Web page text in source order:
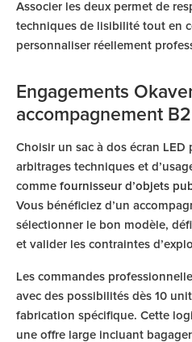
Associer les deux permet de
techniques de lisibilité tout en
personnaliser réellement
Engagements
accompagnement
Choisir un sac à dos écran
arbitrages techniques et
comme fournisseur d’objets
Vous bénéficiez d’un
sélectionner le bon modèle,
et valider les contraintes
Les commandes
avec des possibilités dès 10
fabrication spécifique. Cette
une offre large incluant